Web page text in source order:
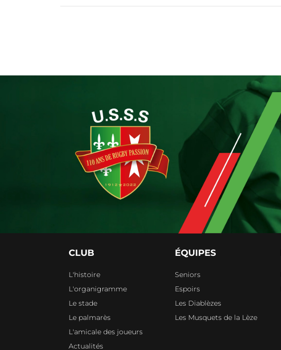
CLUB
L'histoire
L'organigramme
Le stade
Le palmarès
L'amicale des joueurs
Actualités
ÉQUIPES
Seniors
Espoirs
Les Diablèzes
Les Musquets de la Lèze